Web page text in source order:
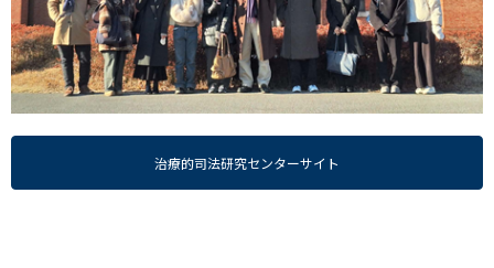
治療的司法研究センターサイト